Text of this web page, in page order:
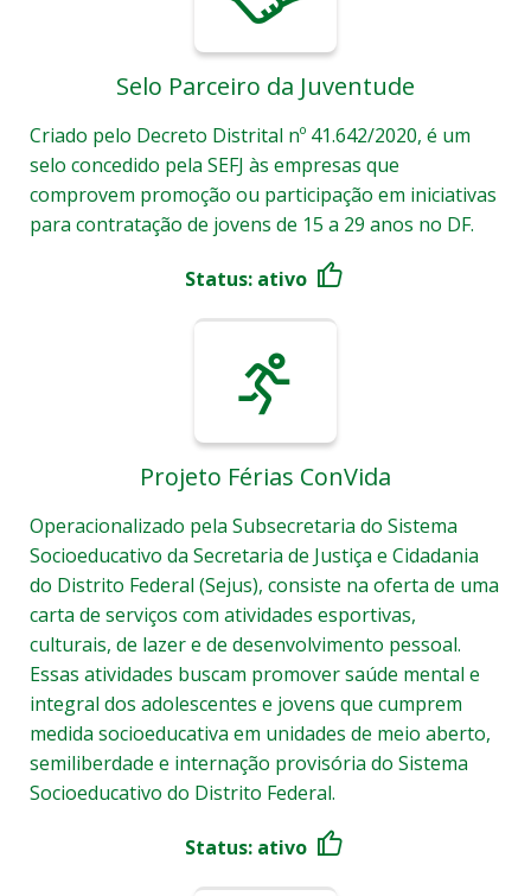
Selo Parceiro da Juventude
Criado pelo Decreto Distrital nº 41.642/2020, é um
selo concedido pela SEFJ às empresas que
comprovem promoção ou participação em iniciativas
para contratação de jovens de 15 a 29 anos no DF.
Status: ativo
Projeto Férias ConVida
Operacionalizado pela Subsecretaria do Sistema
Socioeducativo da Secretaria de Justiça e Cidadania
do Distrito Federal (Sejus), consiste na oferta de uma
carta de serviços com atividades esportivas,
culturais, de lazer e de desenvolvimento pessoal.
Essas atividades buscam promover saúde mental e
integral dos adolescentes e jovens que cumprem
medida socioeducativa em unidades de meio aberto,
semiliberdade e internação provisória do Sistema
Socioeducativo do Distrito Federal.
Status: ativo